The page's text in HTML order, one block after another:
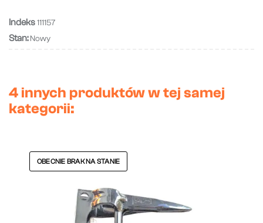
Indeks111157
Stan: Nowy
4 innych produktów w tej samej
kategorii:
OBECNIE BRAK NA STANIE